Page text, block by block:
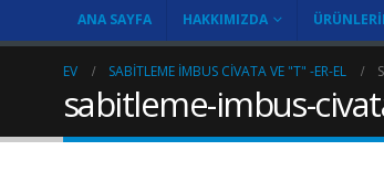
ANA SAYFA HAKKIMIZDA
EV SABITLEME İMBUS CIVATA VE "T" -ER-EL
sabitleme-imbus-